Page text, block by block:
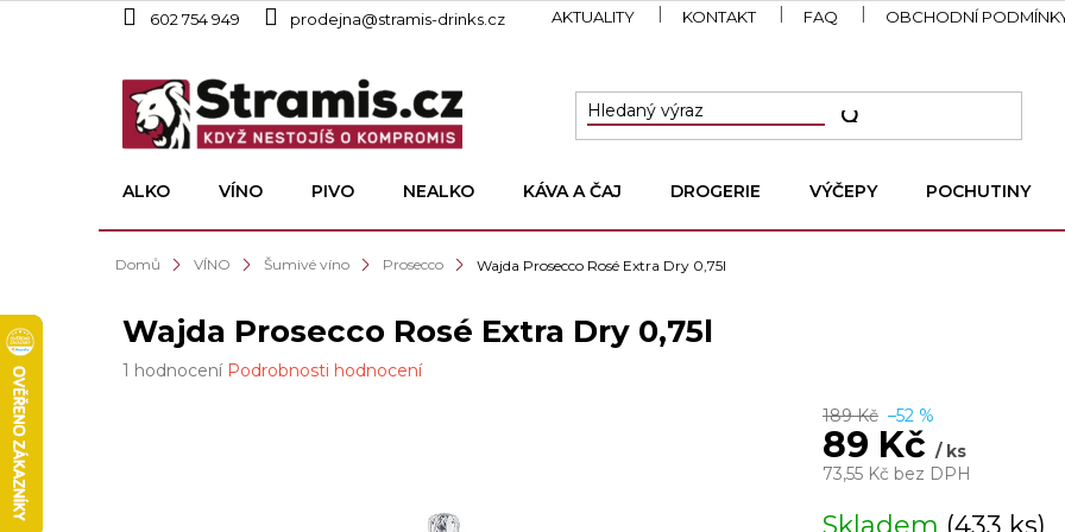
602 754 949 prodejna@stramis-drinks.cz AKTUALITY KONTAKT FAQ OBCHODNÍ
ALKO VÍNO PIVO NEALKO KÁVA A ČAJ DROGERIE VÝČEPY POCHUTINY
Domů VÍNO Šumivé víno Prosecco Wajda Prosecco Rosé Extra Dry 0,75l
Wajda Prosecco Rosé Extra Dry 0,75l
Průměrné
1 hodnocení Podrobnosti hodnocení
189 Kč –52 %
89 Kč/ ks
73,55 Kč bez DPH